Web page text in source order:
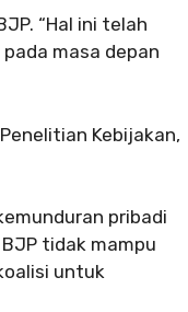
“Hal ini telah
masa depan
Kebijakan,
pribadi
tidak mampu
untuk